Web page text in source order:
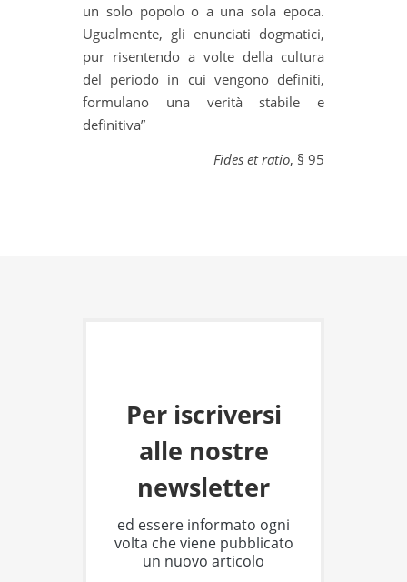
un solo popolo o a una sola epoca.
Ugualmente, gli enunciati dogmatici,
pur risentendo a volte della cultura
del periodo in cui vengono definiti,
formulano una verità stabile e
definitiva”
Fides et ratio, § 95
Per iscriversi
alle nostre
newsletter
ed essere informato ogni
volta che viene pubblicato
un nuovo articolo